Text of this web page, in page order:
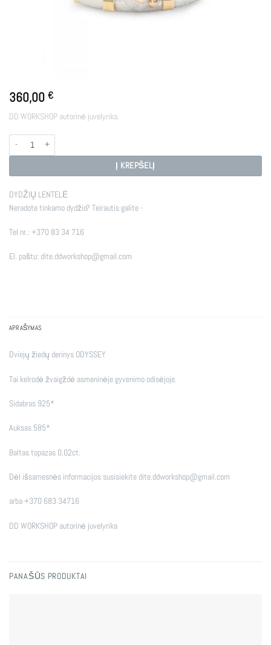
360,00 €
DD WORKSHOP autorinė juvelyrika.
produkto kiekis: ODYSSEY
Į KREPŠELĮ
DYDŽIŲ LENTELĖ
Neradote tinkamo dydžio? Teirautis galite -
Tel nr.: +370 83 34 716
El. paštu: dite.ddworkshop@gmail.com
APRAŠYMAS
Dviejų žiedų derinys ODYSSEY
Tai kelrodė žvaigždė asmeninėje gyvenimo odisėjoje.
Sidabras 925*
Auksas 585*
Baltas topazas 0,02ct.
Dėl išsamesnės informacijos susisiekite dite.ddworkshop@gmail.com
arba +370 683 34716
DD WORKSHOP autorinė juvelyrika
PANAŠŪS PRODUKTAI